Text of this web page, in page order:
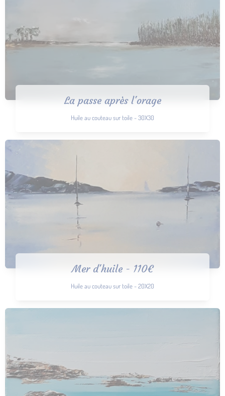
La passe après l'orage
Huile au couteau sur toile - 30X30
Mer d'huile - 110€
Huile au couteau sur toile - 20X20